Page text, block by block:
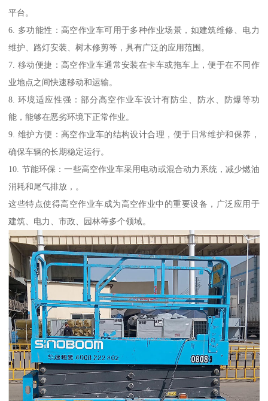
平台。
6. 多功能性：高空作业车可用于多种作业场景，如建筑维修、电力
维护、路灯安装、树木修剪等，具有广泛的应用范围。
7. 移动便捷：高空作业车通常安装在卡车或拖车上，便于在不同作
业地点之间快速移动和运输。
8. 环境适应性强：部分高空作业车设计有防尘、防水、防爆等功
能，能够在恶劣环境下正常作业。
9. 维护方便：高空作业车的结构设计合理，便于日常维护和保养，
确保车辆的长期稳定运行。
10. 节能环保：一些高空作业车采用电动或混合动力系统，减少燃油
消耗和尾气排放，。
这些特点使得高空作业车成为高空作业中的重要设备，广泛应用于
建筑、电力、市政、园林等多个领域。